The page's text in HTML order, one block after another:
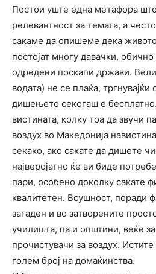
Постои уште една метафора
релевантност за темата, а
сакаме да опишеме дека
постојат многу давачки,
одредени поскапи држави.
водата) не се плаќа, тргнувајќи
дишењето секогаш е
вистината, колку тоа да звучи
воздух во Македонија
секако, ако сакате да дишете
најверојатно ќе ви биде
пари, особено доколку сакате
квалитетен. Всушност, поради
загаден и во затворените
училишта, па и општини, веќе
прочистувачи за воздух.
голем број на домаќинства.